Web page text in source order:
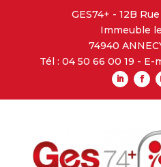
GES74+ - 12B
Immeuble
74940
Tél : 04 50 66 00 19 - E-